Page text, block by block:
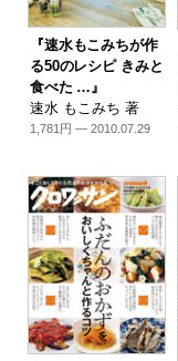
『速水もこみちが作
る50のレシピ きみと
食べた …』
速水 もこみち 著
1,781円 — 2010.07.29